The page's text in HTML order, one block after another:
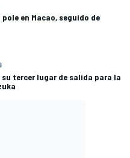
en Macao, seguido de
su tercer lugar de salida para la